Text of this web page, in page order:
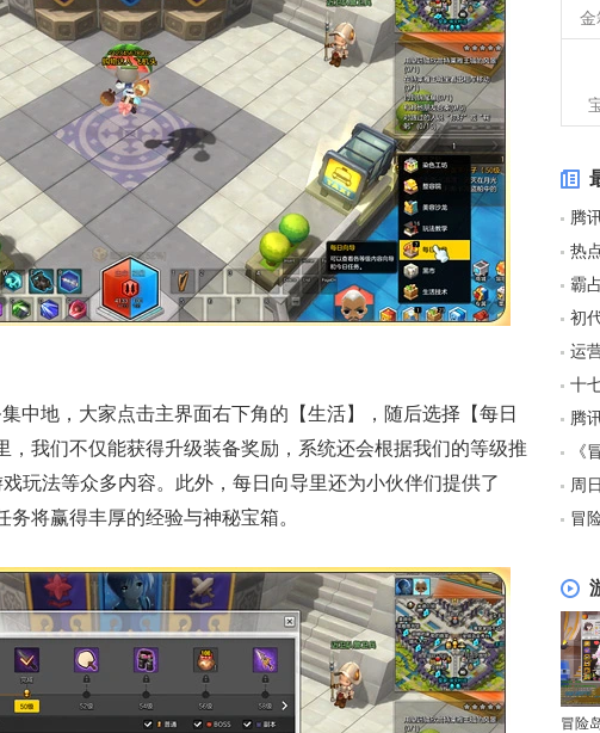
中地，大家点击主界面右下角的【生活】，随后选择【每日
，我们不仅能获得升级装备奖励，系统还会根据我们的等级推
玩法等众多内容。此外，每日向导里还为小伙伴们提供了
务将赢得丰厚的经验与神秘宝箱。
金
运
冒
冒险